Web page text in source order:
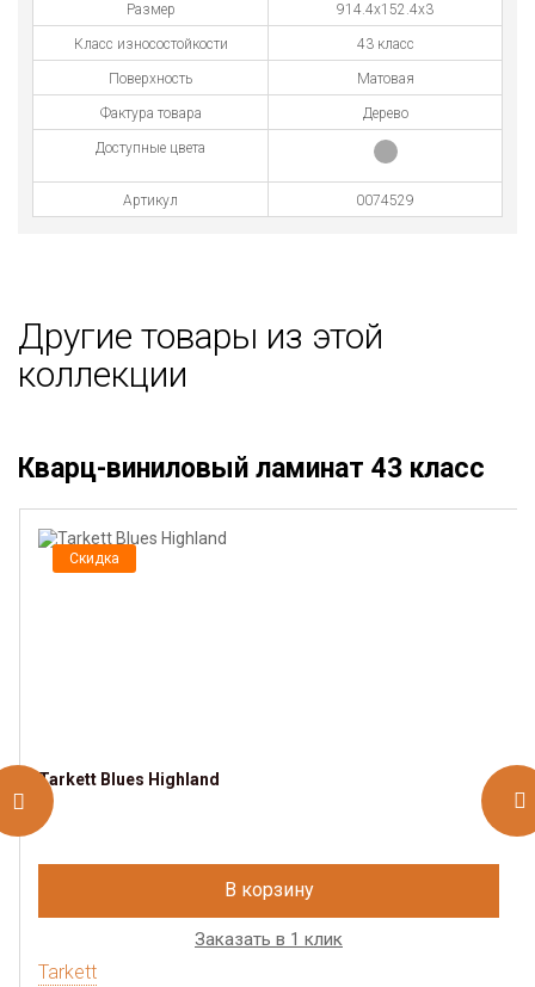
Размер 914.4x152.4x3
Класс износостойкости 43 класс
Поверхность Матовая
Фактура товара Дерево
Доступные цвета
Артикул 0074529
Другие товары из этой
коллекции
Кварц-виниловый ламинат 43 класс
Скидка
Tarkett Blues Highland
В корзину
Заказать в 1 клик
Tarkett